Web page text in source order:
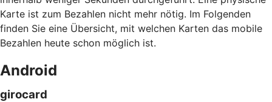
Karte ist zum Bezahlen nicht mehr nötig. Im Folgenden
finden Sie eine Übersicht, mit welchen Karten das mobile
Bezahlen heute schon möglich ist.
Android
girocard